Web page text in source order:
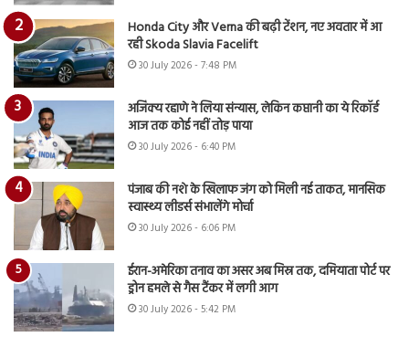
Honda City और Verna की बढ़ी टेंशन, नए अवतार में आ
रही Skoda Slavia Facelift
30 July 2026 - 7:48 PM
अजिंक्य रहाणे ने लिया संन्यास, लेकिन कप्तानी का ये रिकॉर्ड
आज तक कोई नहीं तोड़ पाया
30 July 2026 - 6:40 PM
पंजाब की नशे के खिलाफ जंग को मिली नई ताकत, मानसिक
स्वास्थ्य लीडर्स संभालेंगे मोर्चा
30 July 2026 - 6:06 PM
ईरान-अमेरिका तनाव का असर अब मिस्र तक, दमियाता पोर्ट पर
ड्रोन हमले से गैस टैंकर में लगी आग
30 July 2026 - 5:42 PM